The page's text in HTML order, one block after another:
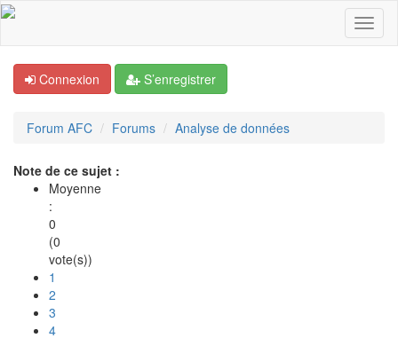
Connexion S’enregistrer
Forum AFC Forums Analyse de données
Note de ce sujet :
Moyenne
:
0
(0
vote(s))
1
2
3
4